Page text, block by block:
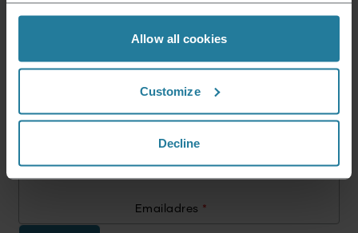
Allow all cookies
Customize
Decline
004815_004816_004817_004822_009554_KA_Manual_r2_oRU.pdf
Gegevensblad 10004815000_nl.pdfGarantieverklaring
Nieuws & Aanbiedingen
15% voor je volgende aankoop.
Emailadres *